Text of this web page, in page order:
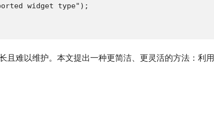
widget type");
且难以维护。本文提出一种更简洁、更灵活的方法：利用